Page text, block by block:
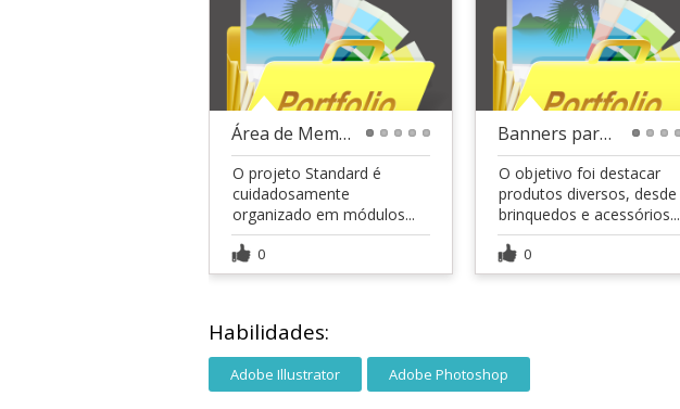
Área de Membros - Curso Standard
O projeto Standard é
cuidadosamente
organizado em módulos...
0
Banners para Loja Virtual de Artigos Pet
O objetivo foi destacar
produtos diversos, desde
brinquedos e acessórios...
0
Habilidades:
Adobe Illustrator Adobe Photoshop